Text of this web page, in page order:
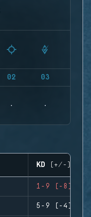
02 03
KD (+/-)
1-9 (-8)
5-9 (-4)